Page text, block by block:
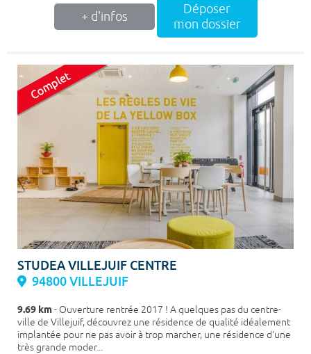
+ d'infos
Déposer
mon dossier
STUDEA VILLEJUIF CENTRE
94800 VILLEJUIF
9.69 km- Ouverture rentrée 2017 ! A quelques pas du centre-
ville de Villejuif, découvrez une résidence de qualité idéalement
implantée pour ne pas avoir à trop marcher, une résidence d’une
très grande moder...